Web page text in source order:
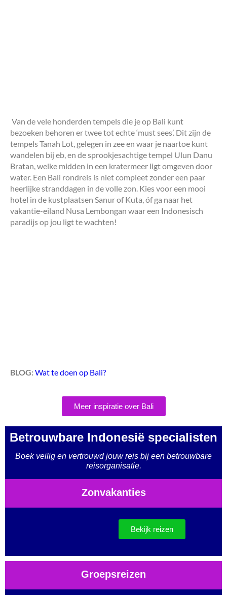
Van de vele honderden tempels die je op Bali kunt
bezoeken behoren er twee tot echte ‘must sees’. Dit zijn de
tempels Tanah Lot, gelegen in zee en waar je naartoe kunt
wandelen bij eb, en de sprookjesachtige tempel Ulun Danu
Bratan, welke midden in een kratermeer ligt omgeven door
water. Een Bali rondreis is niet compleet zonder een paar
heerlijke stranddagen in de volle zon. Kies voor een mooi
hotel in de kustplaatsen Sanur of Kuta, óf ga naar het
vakantie-eiland Nusa Lembongan waar een Indonesisch
paradijs op jou ligt te wachten!
BLOG:Wat te doen op Bali?
Meer inspiratie over Bali
Betrouwbare Indonesië specialisten
Boek veilig en vertrouwd jouw reis bij een betrouwbare
reisorganisatie.
Zonvakanties
Bekijk reizen
Groepsreizen